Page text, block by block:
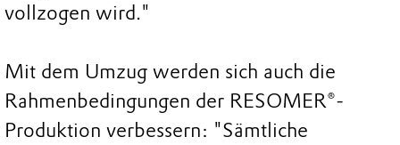
vollzogen wird."
Mit dem Umzug werden sich auch die
Rahmenbedingungen der RESOMER®-
Produktion verbessern: "Sämtliche